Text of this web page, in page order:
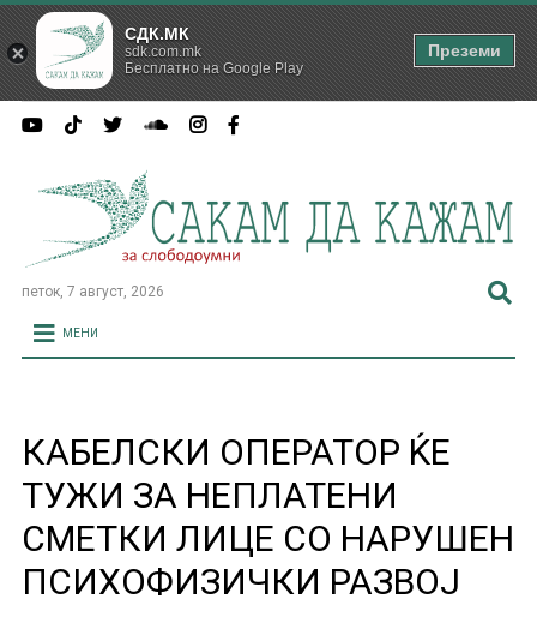
петок, 7 август, 2026
МЕНИ
КАБЕЛСКИ ОПЕРАТОР ЌЕ
ТУЖИ ЗА НЕПЛАТЕНИ
СМЕТКИ ЛИЦЕ СО НАРУШЕН
ПСИХОФИЗИЧКИ РАЗВОЈ
СДК.МК
sdk.com.mk
Бесплатно на Google Play
Преземи